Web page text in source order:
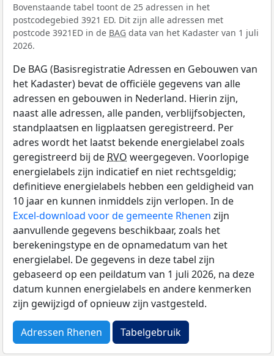
Bovenstaande tabel toont de 25 adressen in het
postcodegebied 3921 ED. Dit zijn alle adressen met
postcode 3921ED in de BAG data van het Kadaster van 1 juli
2026.
De BAG (Basisregistratie Adressen en Gebouwen van
het Kadaster) bevat de officiële gegevens van alle
adressen en gebouwen in Nederland. Hierin zijn,
naast alle adressen, alle panden, verblijfsobjecten,
standplaatsen en ligplaatsen geregistreerd. Per
adres wordt het laatst bekende energielabel zoals
geregistreerd bij de RVO weergegeven. Voorlopige
energielabels zijn indicatief en niet rechtsgeldig;
definitieve energielabels hebben een geldigheid van
10 jaar en kunnen inmiddels zijn verlopen. In de
Excel-download voor de gemeente Rhenen zijn
aanvullende gegevens beschikbaar, zoals het
berekeningstype en de opnamedatum van het
energielabel. De gegevens in deze tabel zijn
gebaseerd op een peildatum van 1 juli 2026, na deze
datum kunnen energielabels en andere kenmerken
zijn gewijzigd of opnieuw zijn vastgesteld.
Adressen Rhenen Tabelgebruik